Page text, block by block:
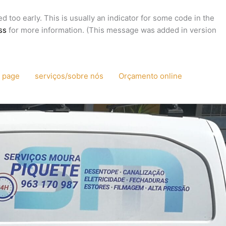
too early. This is usually an indicator for some code in the
for more information. (This message was added in version
serviços/sobre nós Orçamento online